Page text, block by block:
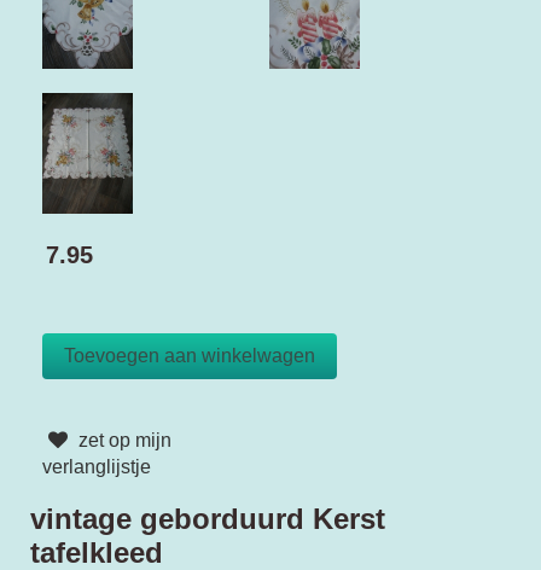
7.95
zet op mijn
verlanglijstje
vintage geborduurd Kerst
tafelkleed